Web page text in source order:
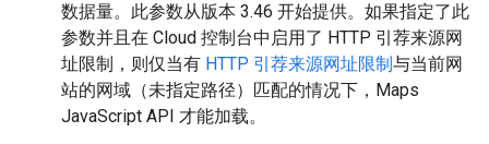
数据量。此参数从版本 3.46 开始提供。如果指定了此
参数并且在 Cloud 控制台中启用了 HTTP 引荐来源网
址限制，则仅当有 HTTP 引荐来源网址限制与当前网
站的网域（未指定路径）匹配的情况下，Maps
JavaScript API 才能加载。